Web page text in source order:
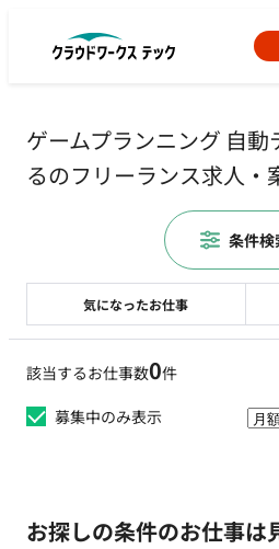
ゲームプランニング 自
るのフリーランス求人・
該当するお仕事数0件
募集中のみ表示
お探しの条件のお仕事は
気になったお仕事
条件検